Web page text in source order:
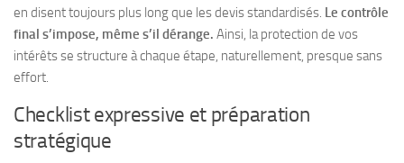
en disent toujours plus long que les devis standardisés. Le contrôle
final s’impose, même s’il dérange. Ainsi, la protection de vos
intérêts se structure à chaque étape, naturellement, presque sans
effort.
Checklist expressive et préparation
stratégique